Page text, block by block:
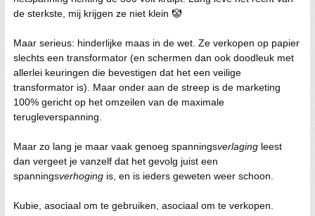
de sterkste, mij krijgen ze niet klein 🤡
Maar serieus: hinderlijke maas in de wet. Ze verkopen op papier
slechts een transformator (en schermen dan ook doodleuk met
allerlei keuringen die bevestigen dat het een veilige
transformator is). Maar onder aan de streep is de marketing
100% gericht op het omzeilen van de maximale
terugleverspanning.
Maar zo lang je maar vaak genoeg spanningsverlaging leest
dan vergeet je vanzelf dat het gevolg juist een
spanningsverhoging is, en is ieders geweten weer schoon.
Kubie, asociaal om te gebruiken, asociaal om te verkopen.